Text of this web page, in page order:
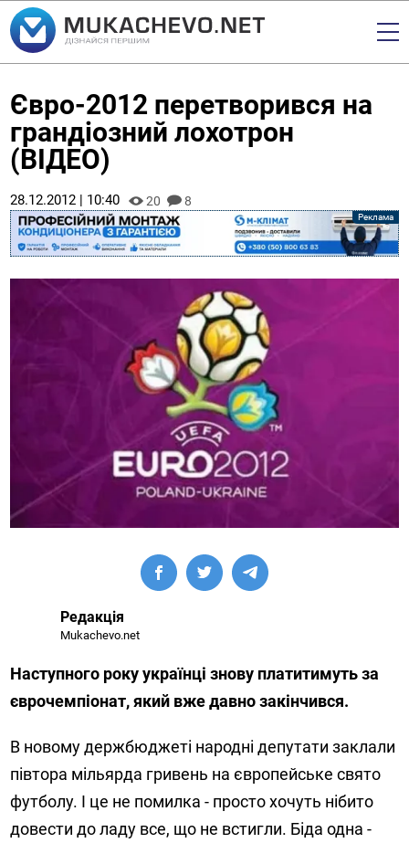
Євро-2012 перетворився на
грандіозний лохотрон
(ВІДЕО)
28.12.2012 | 10:40 20 8
Редакція
Mukachevo.net
Наступного року українці знову платитимуть за
єврочемпіонат, який вже давно закінчився.
В новому держбюджеті народні депутати заклали
півтора мільярда гривень на європейське свято
футболу. І це не помилка - просто хочуть нібито
довести до ладу все, що не встигли. Біда одна -